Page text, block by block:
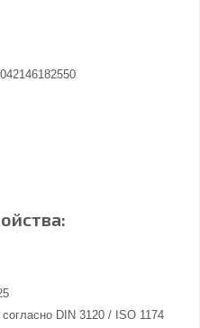
DIN 3120 / ISO 1174